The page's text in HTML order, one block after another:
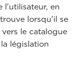
l'utilisateur, en
lorsqu'il se
le catalogue
législation